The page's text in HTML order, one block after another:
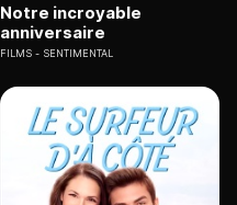
Notre incroyable
anniversaire
FILMS SENTIMENTAL